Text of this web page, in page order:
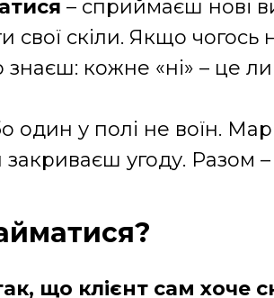
що клієнт сам хоче
– сприймаєш нові
свої скіли. Якщо
кожне «ні» – це
один у полі не воїн.
закриваєш угоду. Разом